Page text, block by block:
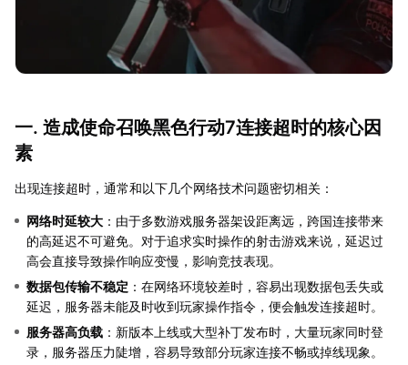
一. 造成使命召唤黑色行动7连接超时的核心因
素
出现连接超时，通常和以下几个网络技术问题密切相关：
网络时延较大 ：由于多数游戏服务器架设距离远，跨国连接带来
的高延迟不可避免。对于追求实时操作的射击游戏来说，延迟过
高会直接导致操作响应变慢，影响竞技表现。
数据包传输不稳定 ：在网络环境较差时，容易出现数据包丢失或
延迟，服务器未能及时收到玩家操作指令，便会触发连接超时。
服务器高负载 ：新版本上线或大型补丁发布时，大量玩家同时登
录，服务器压力陡增，容易导致部分玩家连接不畅或掉线现象。